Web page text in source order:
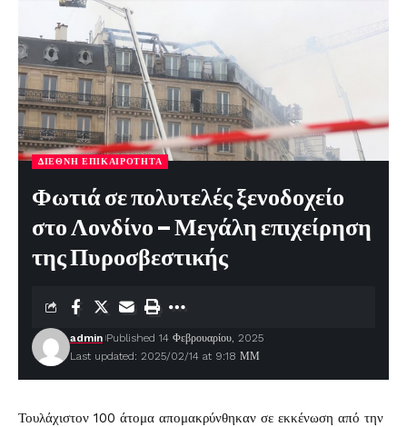
ΔΙΕΘΝΉ ΕΠΙΚΑΙΡΌΤΗΤΑ
Φωτιά σε πολυτελές ξενοδοχείο
στο Λονδίνο – Μεγάλη επιχείρηση
της Πυροσβεστικής
Last updated: 2025/02/14 at 9:18 ΜΜ
admin Published 14 Φεβρουαρίου, 2025
Τουλάχιστον 100 άτομα απομακρύνθηκαν σε εκκένωση από την